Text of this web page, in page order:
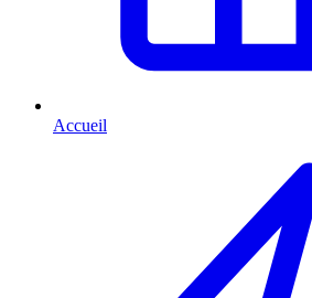
Accueil